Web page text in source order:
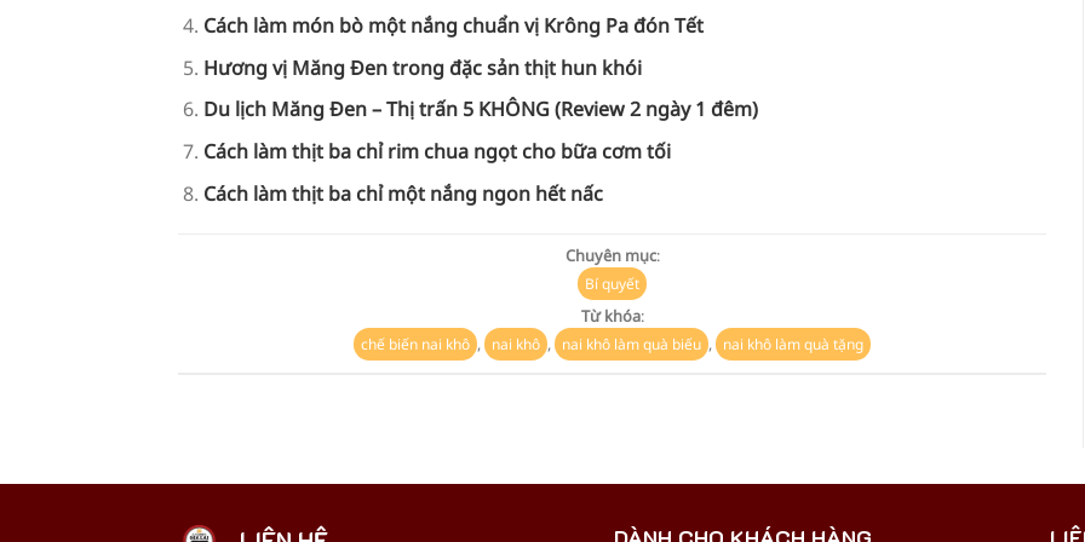
Cách làm món bò một nắng chuẩn vị Krông Pa đón Tết
Hương vị Măng Đen trong đặc sản thịt hun khói
Du lịch Măng Đen – Thị trấn 5 KHÔNG (Review 2 ngày 1 đêm)
Cách làm thịt ba chỉ rim chua ngọt cho bữa cơm tối
Cách làm thịt ba chỉ một nắng ngon hết nấc
Chuyên mục:
Bí quyết
Từ khóa:
chế biến nai khô , nai khô , nai khô làm quà biếu , nai khô làm quà tặng